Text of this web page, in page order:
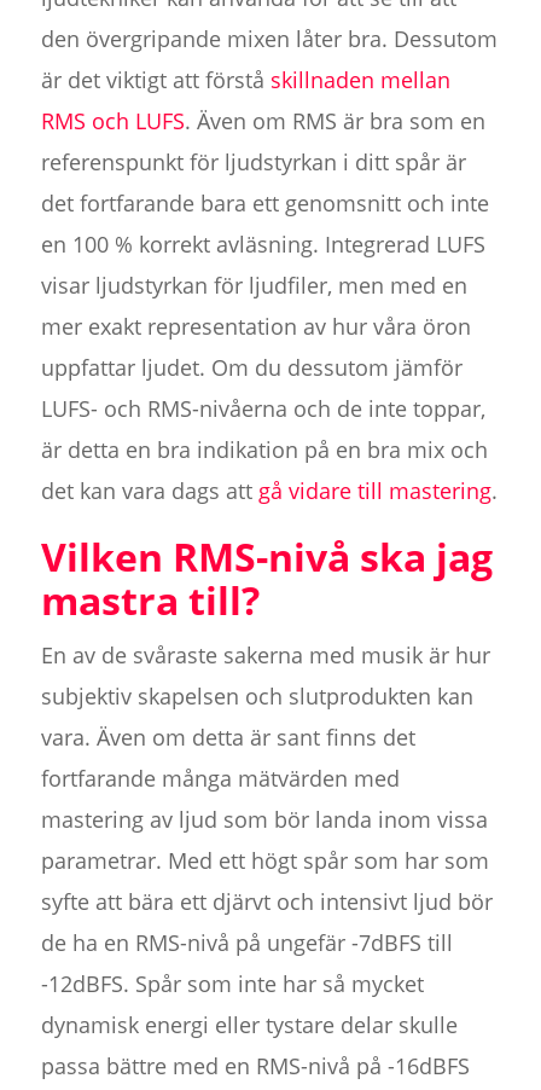
den övergripande mixen låter bra. Dessutom
är det viktigt att förstå skillnaden mellan
RMS och LUFS. Även om RMS är bra som en
referenspunkt för ljudstyrkan i ditt spår är
det fortfarande bara ett genomsnitt och inte
en 100 % korrekt avläsning. Integrerad LUFS
visar ljudstyrkan för ljudfiler, men med en
mer exakt representation av hur våra öron
uppfattar ljudet. Om du dessutom jämför
LUFS- och RMS-nivåerna och de inte toppar,
är detta en bra indikation på en bra mix och
det kan vara dags att gå vidare till mastering.
Vilken RMS-nivå ska jag
mastra till?
En av de svåraste sakerna med musik är hur
subjektiv skapelsen och slutprodukten kan
vara. Även om detta är sant finns det
fortfarande många mätvärden med
mastering av ljud som bör landa inom vissa
parametrar. Med ett högt spår som har som
syfte att bära ett djärvt och intensivt ljud bör
de ha en RMS-nivå på ungefär -7dBFS till
-12dBFS. Spår som inte har så mycket
dynamisk energi eller tystare delar skulle
passa bättre med en RMS-nivå på -16dBFS